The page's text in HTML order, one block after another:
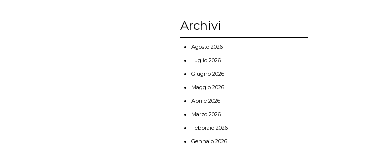
Archivi
Agosto 2026
Luglio 2026
Giugno 2026
Maggio 2026
Aprile 2026
Marzo 2026
Febbraio 2026
Gennaio 2026